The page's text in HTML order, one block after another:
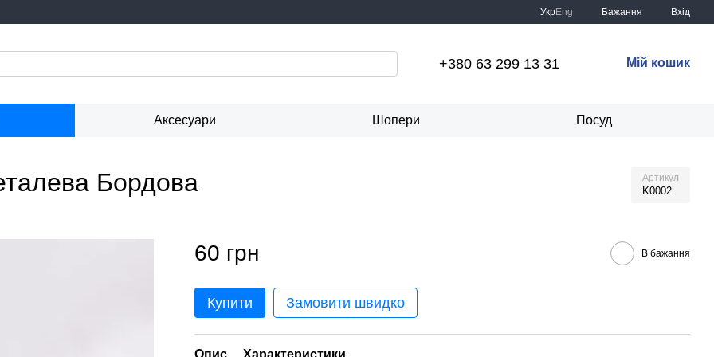
УкрEng Бажання Вхід
+380 63 299 13 31 Мій кошик
Аксесуари Шопери Посуд
Бордова Артикул
K0002
60 грн В бажання
Купити Замовити швидко
Опис
Характеристики